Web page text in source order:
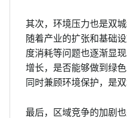
其次，环境压力也是双
随着产业的扩张和基础
度消耗等问题也逐渐显
增长，是否能够做到绿
同时兼顾环境保护，是
最后，区域竞争的加剧